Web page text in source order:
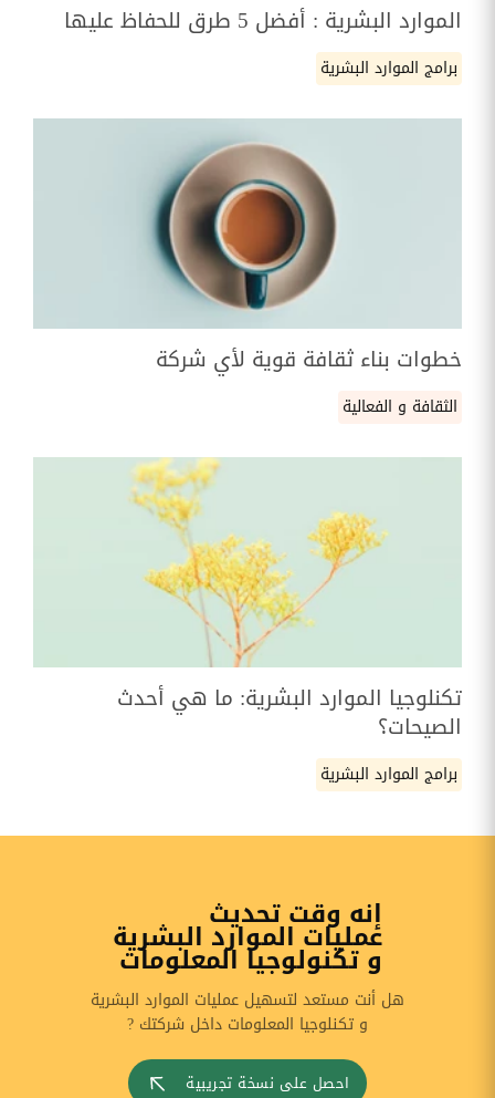
الموارد البشرية : أفضل 5 طرق للحفاظ عليها
برامج الموارد البشرية
خطوات بناء ثقافة قوية لأي شركة
الثقافة و الفعالية
تكنلوجيا الموارد البشرية: ما هي أحدث
الصيحات؟
برامج الموارد البشرية
إنه وقت تحديث
عمليات الموارد البشرية
و تكنولوجيا المعلومات
هل أنت مستعد لتسهيل عمليات الموارد البشرية
و تكنلوجيا المعلومات داخل شركتك ?
احصل على نسخة تجريبية